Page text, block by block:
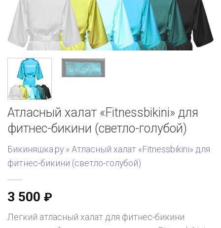
Атласный халат «Fitnessbikini» для
фитнес-бикини (светло-голубой)
Бикиняшка.ру » Атласный халат «Fitnessbikini» для
фитнес-бикини (светло-голубой)
3 500 ₽
Легкий атласный халат для фитнес-бикини